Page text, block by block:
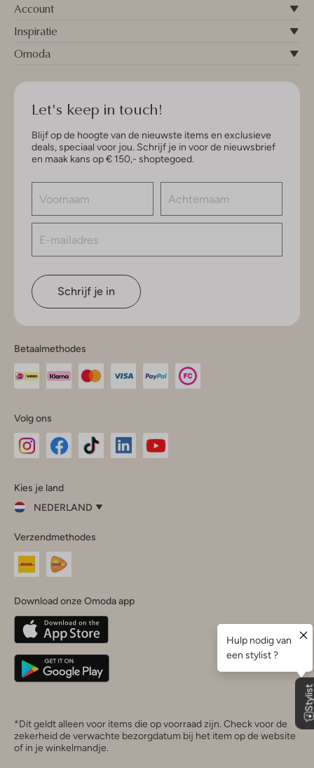
Account
Inspiratie
Omoda
Let's keep in touch!
Blijf op de hoogte van de nieuwste items en exclusieve
deals, speciaal voor jou. Schrijf je in voor de nieuwsbrief
en maak kans op € 150,- shoptegoed.
Schrijf je in
Betaalmethodes
Volg ons
InstagramFacebook
Kies je land
NEDERLAND
je
land
Nederland
Belgique(Français)
Deutschland
Verzendmethodes
Download onze Omoda app
*Dit geldt alleen voor items die op voorraad zijn. Check voor de
zekerheid de verwachte bezorgdatum bij het item op de website
of in je winkelmandje.